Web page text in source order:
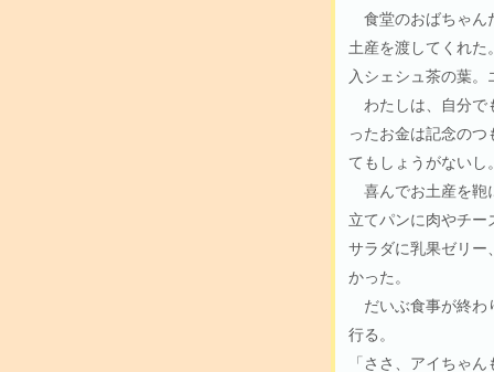
食堂のおばちゃん
土産を渡してくれ
入シェシュ茶の葉
わたしは、自分で
ったお金は記念の
てもしょうがないし
喜んでお土産を鞄
立てパンに肉やチ
サラダに乳果ゼリー
かった。
だいぶ食事が終わ
行る。
「ささ、アイちゃ